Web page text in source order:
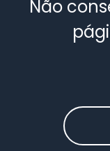
Não